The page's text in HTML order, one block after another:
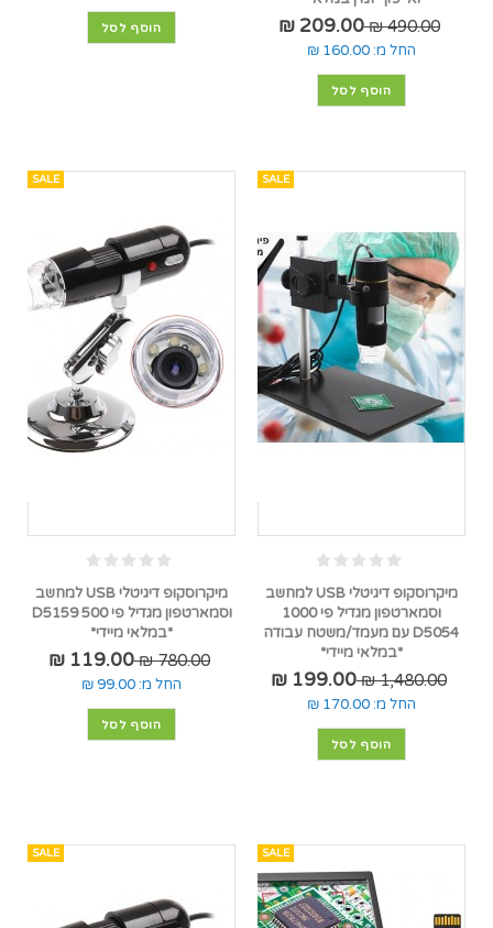
490.00 ₪
209.00 ₪
החל מ: 160.00 ₪
הוסף לסל
הוסף לסל
SALE
מיקרוסקופ דיגיטלי USB למחשב
וסמארטפון מגדיל פי 1000
D5054 עם מעמד/משטח עבודה
*במלאי מיידי*
1,480.00 ₪
199.00 ₪
החל מ: 170.00 ₪
הוסף לסל
SALE
מיקרוסקופ דיגיטלי USB למחשב
וסמארטפון מגדיל פי 500 D5159
*במלאי מיידי*
780.00 ₪
119.00 ₪
החל מ: 99.00 ₪
הוסף לסל
SALE
SALE